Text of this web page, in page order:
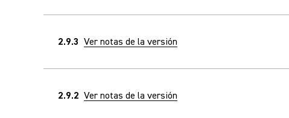
2.9.3 Ver notas de la versión
2.9.2 Ver notas de la versión